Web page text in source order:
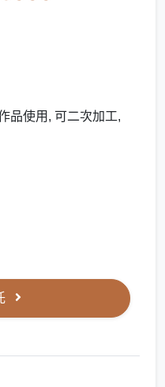
品使用, 可二次加工,